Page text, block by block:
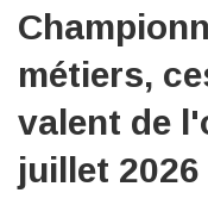
métiers,
valent de
juillet